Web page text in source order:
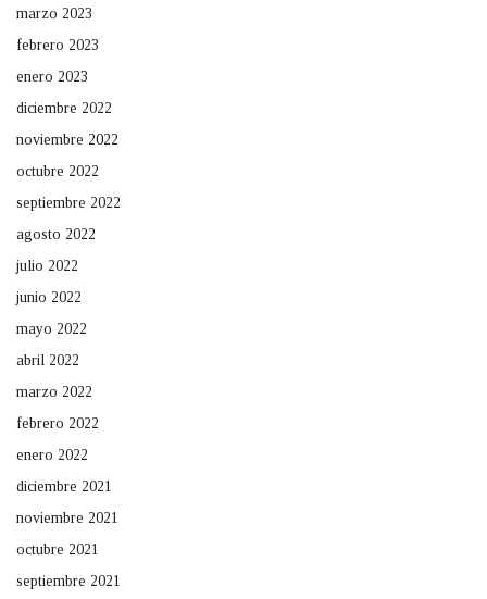
marzo 2023
febrero 2023
enero 2023
diciembre 2022
noviembre 2022
octubre 2022
septiembre 2022
agosto 2022
julio 2022
junio 2022
mayo 2022
abril 2022
marzo 2022
febrero 2022
enero 2022
diciembre 2021
noviembre 2021
octubre 2021
septiembre 2021